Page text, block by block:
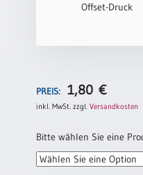
Jahreslosung
Offset-Druck
PREIS: 1,80€
inkl. MwSt. zzgl.Versandkosten
Bitte wählen Sie eine